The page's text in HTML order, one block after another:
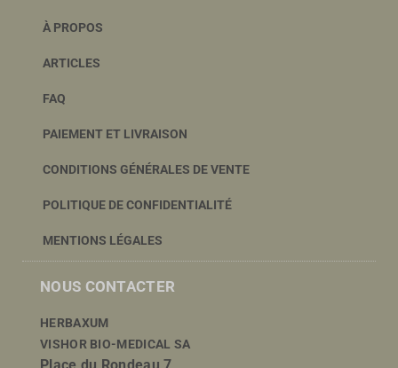
À PROPOS
ARTICLES
FAQ
PAIEMENT ET LIVRAISON
CONDITIONS GÉNÉRALES DE VENTE
POLITIQUE DE CONFIDENTIALITÉ
MENTIONS LÉGALES
NOUS CONTACTER
HERBAXUM
VISHOR BIO-MEDICAL SA
Place du Rondeau 7